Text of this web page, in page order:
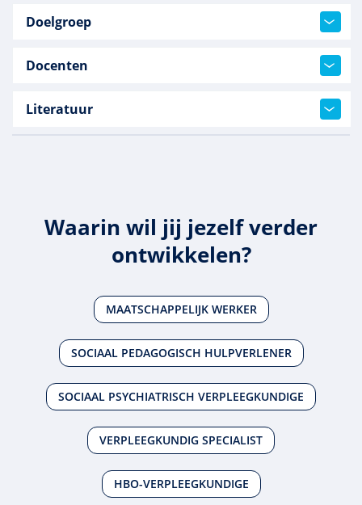
Doelgroep
Docenten
Literatuur
Waarin wil jij jezelf verder
ontwikkelen?
MAATSCHAPPELIJK WERKER
SOCIAAL PEDAGOGISCH HULPVERLENER
SOCIAAL PSYCHIATRISCH VERPLEEGKUNDIGE
VERPLEEGKUNDIG SPECIALIST
HBO-VERPLEEGKUNDIGE